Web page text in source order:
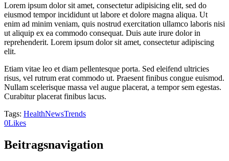
Lorem ipsum dolor sit amet, consectetur adipisicing elit, sed do
eiusmod tempor incididunt ut labore et dolore magna aliqua. Ut
enim ad minim veniam, quis nostrud exercitation ullamco laboris nisi
ut aliquip ex ea commodo consequat. Duis aute irure dolor in
reprehenderit. Lorem ipsum dolor sit amet, consectetur adipiscing
elit.
Etiam vitae leo et diam pellentesque porta. Sed eleifend ultricies
risus, vel rutrum erat commodo ut. Praesent finibus congue euismod.
Nullam scelerisque massa vel augue placerat, a tempor sem egestas.
Curabitur placerat finibus lacus.
Tags: HealthNewsTrends
0Likes
Beitragsnavigation